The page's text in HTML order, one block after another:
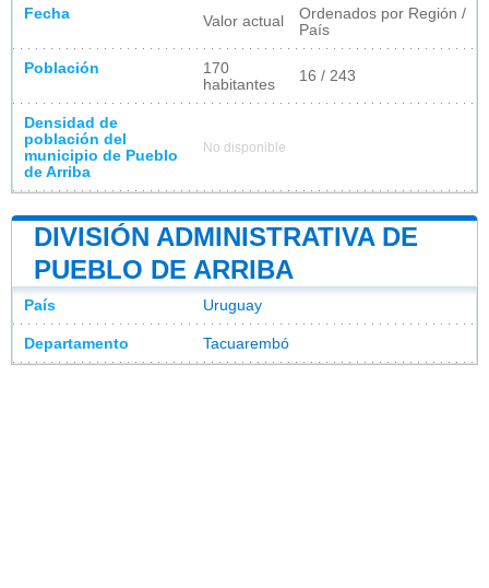
Fecha Valor actual
Ordenados por Región /
País
Población
170
habitantes
16 / 243
Densidad de
población del
municipio de Pueblo
de Arriba
No disponible
DIVISIÓN ADMINISTRATIVA DE
PUEBLO DE ARRIBA
País Uruguay
Departamento Tacuarembó